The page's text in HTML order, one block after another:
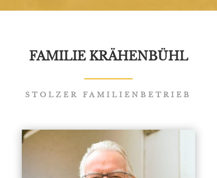
FAMILIE KRÄHENBÜHL
STOLZER FAMILIENBETRIEB